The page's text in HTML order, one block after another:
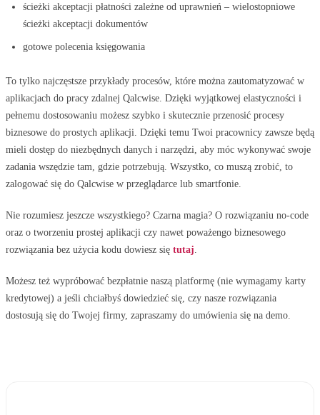
ścieżki akceptacji płatności zależne od uprawnień – wielostopniowe
ścieżki akceptacji dokumentów
gotowe polecenia księgowania
To tylko najczęstsze przykłady procesów, które można zautomatyzować w
aplikacjach do pracy zdalnej Qalcwise. Dzięki wyjątkowej elastyczności i
pełnemu dostosowaniu możesz szybko i skutecznie przenosić procesy
biznesowe do prostych aplikacji. Dzięki temu Twoi pracownicy zawsze będą
mieli dostęp do niezbędnych danych i narzędzi, aby móc wykonywać swoje
zadania wszędzie tam, gdzie potrzebują. Wszystko, co muszą zrobić, to
zalogować się do Qalcwise w przeglądarce lub smartfonie.
Nie rozumiesz jeszcze wszystkiego? Czarna magia? O rozwiązaniu no-code
oraz o tworzeniu prostej aplikacji czy nawet poważengo biznesowego
rozwiązania bez użycia kodu dowiesz się tutaj
Możesz też wypróbować bezpłatnie naszą platformę (nie wymagamy karty
kredytowej) a jeśli chciałbyś dowiedzieć się, czy nasze rozwiązania
dostosują się do Twojej firmy, zapraszamy do umówienia się na demo.